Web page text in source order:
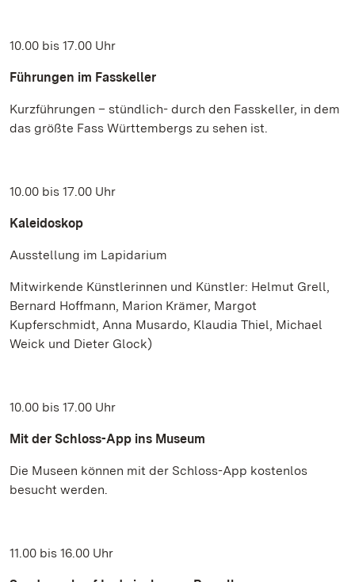
10.00 bis 17.00 Uhr
Führungen im Fasskeller
Kurzführungen – stündlich- durch den Fasskeller, in dem
das größte Fass Württembergs zu sehen ist.
10.00 bis 17.00 Uhr
Kaleidoskop
Ausstellung im Lapidarium
Mitwirkende Künstlerinnen und Künstler: Helmut Grell,
Bernard Hoffmann, Marion Krämer, Margot
Kupferschmidt, Anna Musardo, Klaudia Thiel, Michael
Weick und Dieter Glock)
10.00 bis 17.00 Uhr
Mit der Schloss-App ins Museum
Die Museen können mit der Schloss-App kostenlos
besucht werden.
11.00 bis 16.00 Uhr